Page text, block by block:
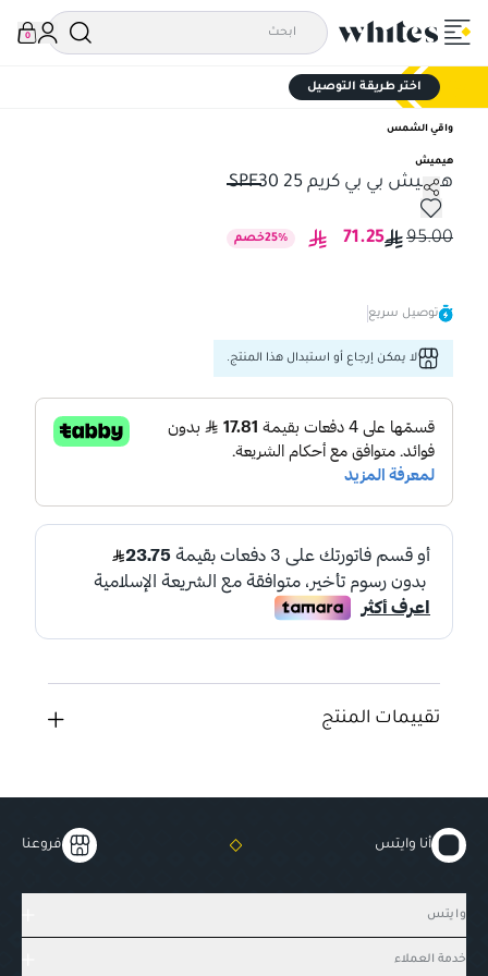
0
اختر طريقة التوصيل
واقي الشمس
هيميش
هيميش بي بي كريم 25 SPF30
هيميش بي بي كريم 25 SPF30
95.00
71.25
25% خصم
توصيل سريع
لا يمكن إرجاع أو استبدال هذا المنتج.
تقييمات المنتج
أنا وايتس فروعنا
وايتس
خدمة العملاء